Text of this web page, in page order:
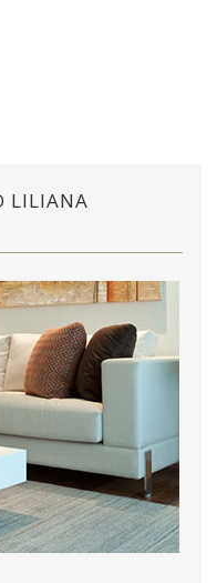
LILIANA